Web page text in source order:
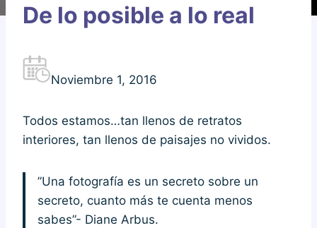
De lo posible a lo real
Noviembre 1, 2016
Todos estamos…tan llenos de retratos
interiores, tan llenos de paisajes no vividos.
”Una fotografía es un secreto sobre un
secreto, cuanto más te cuenta menos
sabes”- Diane Arbus.